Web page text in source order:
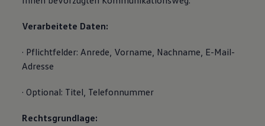
Lifestyle
Transport
Elektromobilität
Verarbeitete Daten:
· Pflichtfelder: Anrede, Vorname, Nachname, E-Mail-
Adresse
· Optional: Titel, Telefonnummer
Rechtsgrundlage: